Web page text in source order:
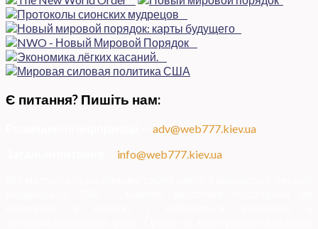
Є питання? Пишіть нам:
adv@web777.kiev.ua
info@web777.kiev.ua